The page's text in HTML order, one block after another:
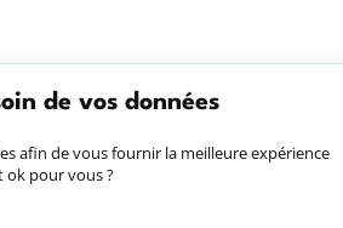
de vos données
afin de vous fournir la meilleure expérience
ok pour vous ?